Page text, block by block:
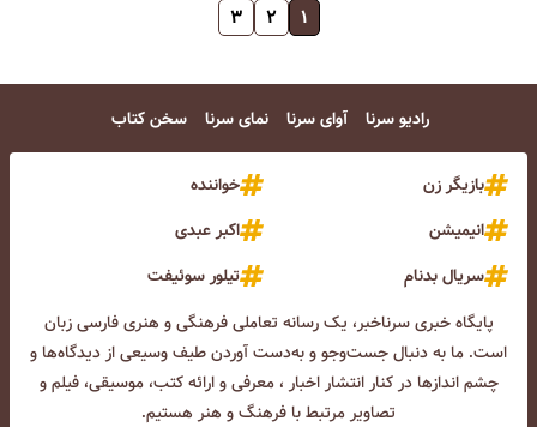
۱ ۲ ۳
رادیو سرنا آوای سرنا نمای سرنا سخن کتاب
بازیگر زن
خواننده
انیمیشن
اکبر عبدی
سریال بدنام
تیلور سوئیفت
پایگاه خبری سرناخبر، یک رسانه تعاملی فرهنگی و هنری فارسی زبان
است. ما به دنبال جست‌و‌جو و به‌دست آوردن طیف وسیعی از دیدگاه‌ها و
چشم انداز‌ها در کنار انتشار اخبار ، معرفی و ارائه کتب، موسیقی، فیلم و
تصاویر مرتبط با فرهنگ و هنر هستیم.